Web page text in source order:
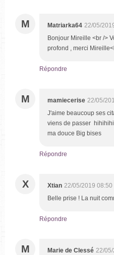
M Matriarka64 22/05/
Bonjour Mireille <br />
profond , merci
Répondre
M mamiecerise 22/05/
J'aime beaucoup ses
viens de passer
ma douce Big bises
Répondre
X Xtian 22/05/2019 08:50
Belle prise ! La nuit
Répondre
M Marie de Clessé 22/